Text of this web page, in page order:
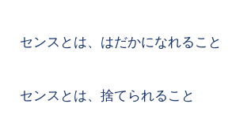
センスとは、はだかになれること
センスとは、捨てられること